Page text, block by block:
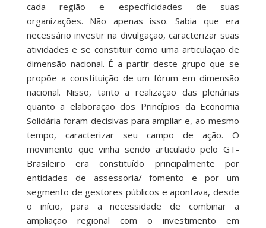
cada região e especificidades de suas
organizações. Não apenas isso. Sabia que era
necessário investir na divulgação, caracterizar suas
atividades e se constituir como uma articulação de
dimensão nacional. É a partir deste grupo que se
propõe a constituição de um fórum em dimensão
nacional. Nisso, tanto a realização das plenárias
quanto a elaboração dos Princípios da Economia
Solidária foram decisivas para ampliar e, ao mesmo
tempo, caracterizar seu campo de ação. O
movimento que vinha sendo articulado pelo GT-
Brasileiro era constituído principalmente por
entidades de assessoria/ fomento e por um
segmento de gestores públicos e apontava, desde
o início, para a necessidade de combinar a
ampliação regional com o investimento em